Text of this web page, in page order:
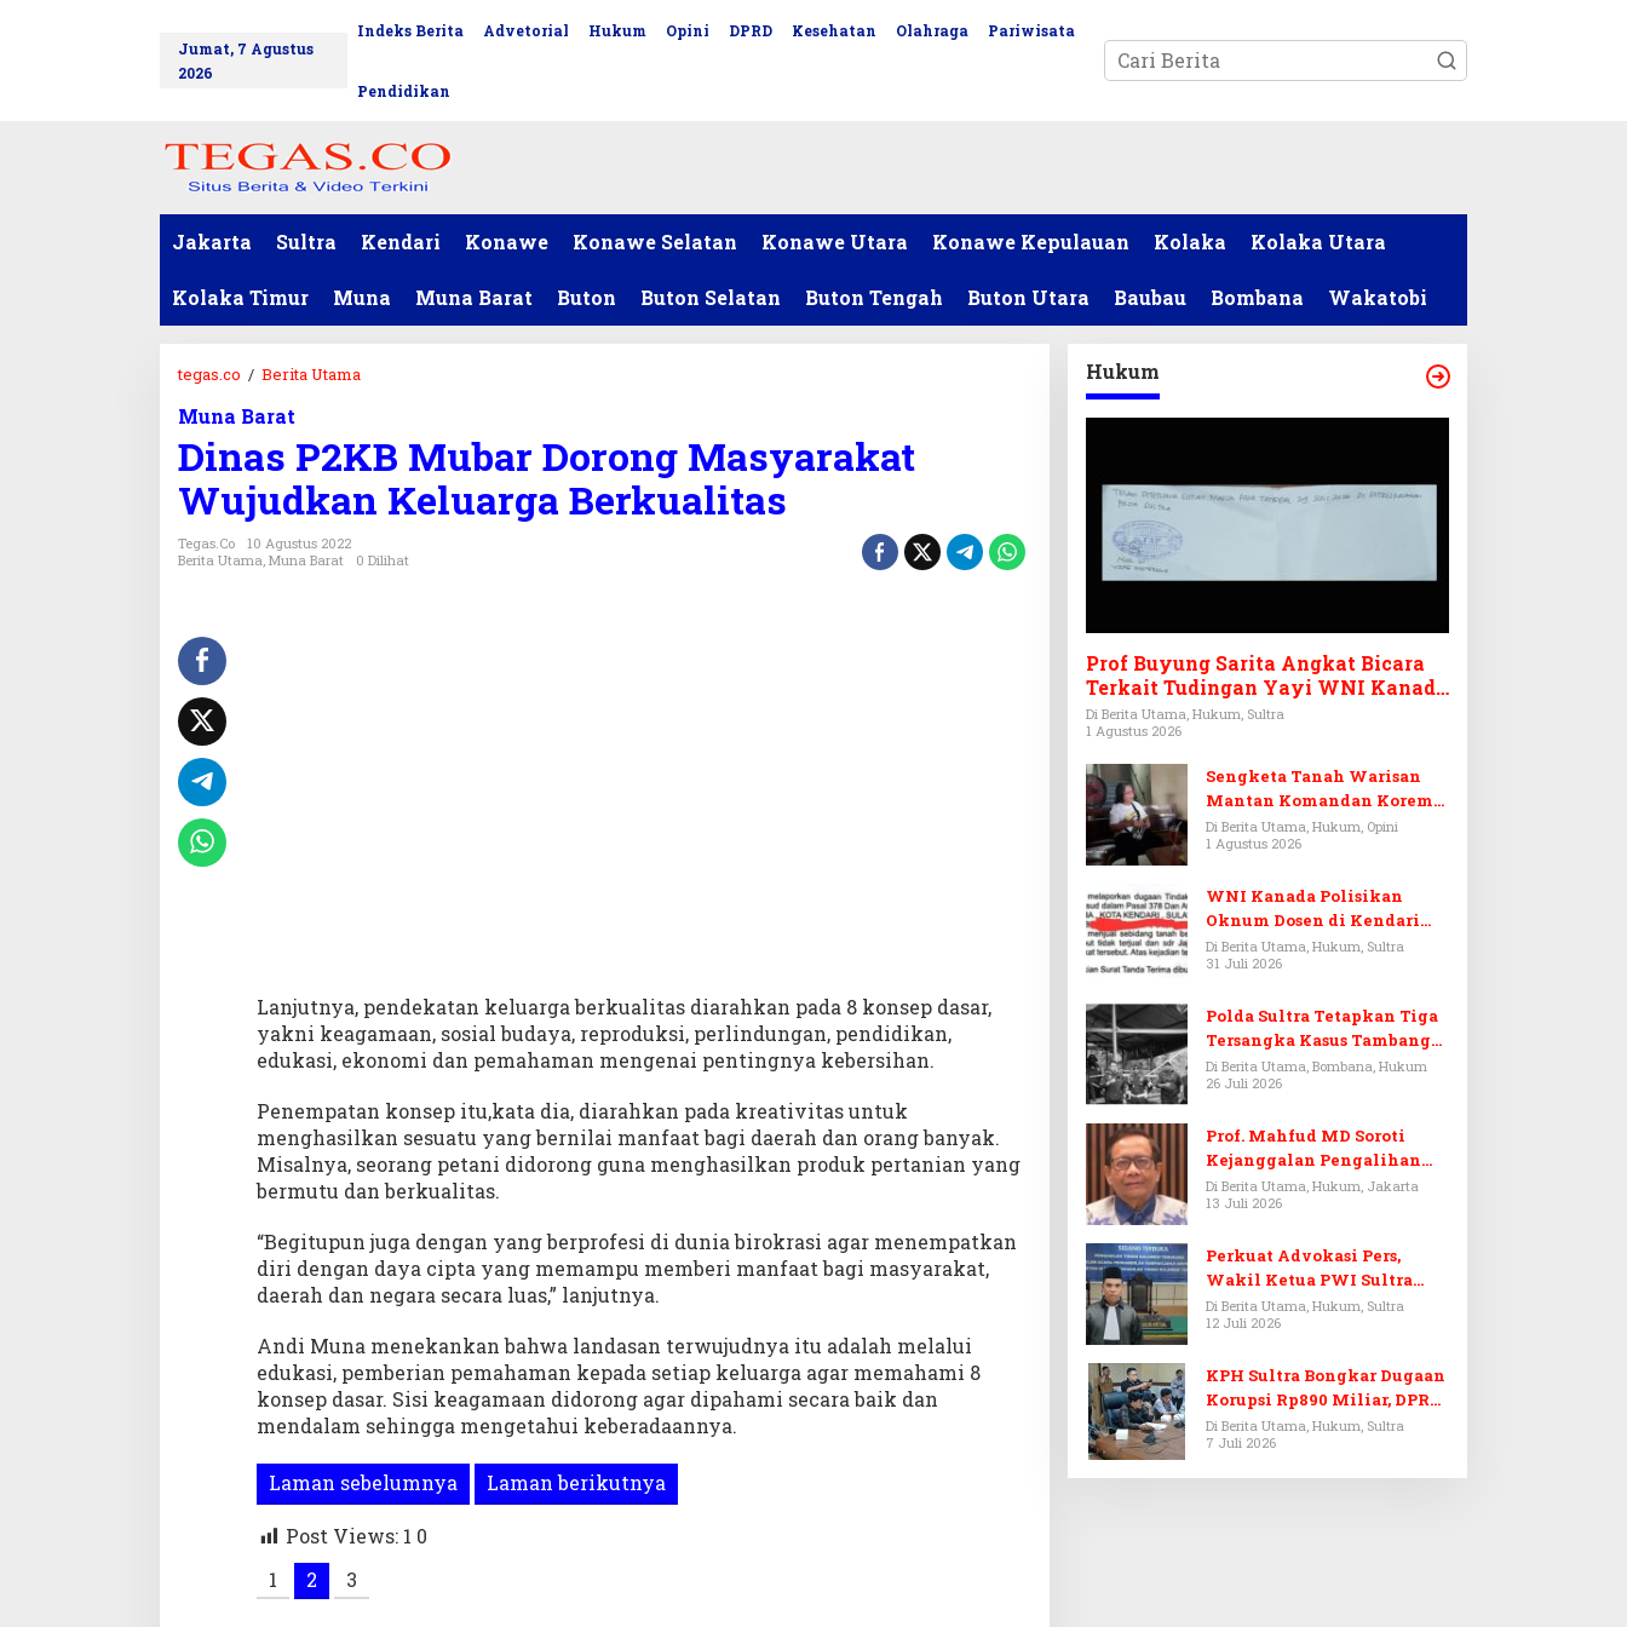
Jumat, 7 Agustus
2026
Indeks Berita Advetorial Hukum Opini DPRD Kesehatan Olahraga Pariwisata
Pendidikan
Jakarta Sultra Kendari Konawe Konawe Selatan Konawe Utara Konawe Kepulauan Kolaka Kolaka Utara
Kolaka Timur Muna Muna Barat Buton Buton Selatan Buton Tengah Buton Utara Baubau Bombana Wakatobi
tegas.co / Berita Utama
a
s
P
2
B
a
k
a
u
j
u
d
a
n
K
l
u
a
g
a
B
e
r
Muna Barat
Dinas P2KB Mubar Dorong Masyarakat
Wujudkan Keluarga Berkualitas
Tegas.co
10 Agustus 2022
Berita Utama, Muna Barat 0 Dilihat
Lanjutnya, pendekatan keluarga berkualitas diarahkan pada 8 konsep dasar,
yakni keagamaan, sosial budaya, reproduksi, perlindungan, pendidikan,
edukasi, ekonomi dan pemahaman mengenai pentingnya kebersihan.
Penempatan konsep itu,kata dia, diarahkan pada kreativitas untuk
menghasilkan sesuatu yang bernilai manfaat bagi daerah dan orang banyak.
Misalnya, seorang petani didorong guna menghasilkan produk pertanian yang
bermutu dan berkualitas.
“Begitupun juga dengan yang berprofesi di dunia birokrasi agar menempatkan
diri dengan daya cipta yang memampu memberi manfaat bagi masyarakat,
daerah dan negara secara luas,” lanjutnya.
Andi Muna menekankan bahwa landasan terwujudnya itu adalah melalui
edukasi, pemberian pemahaman kepada setiap keluarga agar memahami 8
konsep dasar. Sisi keagamaan didorong agar dipahami secara baik dan
mendalam sehingga mengetahui keberadaannya.
Laman sebelumnya Laman berikutnya
Post Views: 1 0
1
2 3
Hukum
Prof Buyung Sarita Angkat Bicara
Terkait Tudingan Yayi WNI Kanada
Ditagih Utang Rp3,6 Miliar
Di Berita Utama, Hukum, Sultra
1 Agustus 2026
Sengketa Tanah Warisan
Mantan Komandan Korem
143/HO, Ketika Warisan
Menjadi Arena Pemerasan
Di Berita Utama, Hukum, Opini
1 Agustus 2026
WNI Kanada Polisikan
Oknum Dosen di Kendari
Terkait Aset Puluhan Miliar
Di Berita Utama, Hukum, Sultra
31 Juli 2026
Polda Sultra Tetapkan Tiga
Tersangka Kasus Tambang
Emas Ilegal di Bombana
Di Berita Utama, Bombana, Hukum
26 Juli 2026
Prof. Mahfud MD Soroti
Kejanggalan Pengalihan
Penyelidikan Tersangka
Febrie Adriansyah
Di Berita Utama, Hukum, Jakarta
13 Juli 2026
Perkuat Advokasi Pers,
Wakil Ketua PWI Sultra
Resmi Dilantik Menjadi
Advokat PERADI
Di Berita Utama, Hukum, Sultra
12 Juli 2026
KPH Sultra Bongkar Dugaan
Korupsi Rp890 Miliar, DPRD
Sultra Gelar RDP
Di Berita Utama, Hukum, Sultra
7 Juli 2026